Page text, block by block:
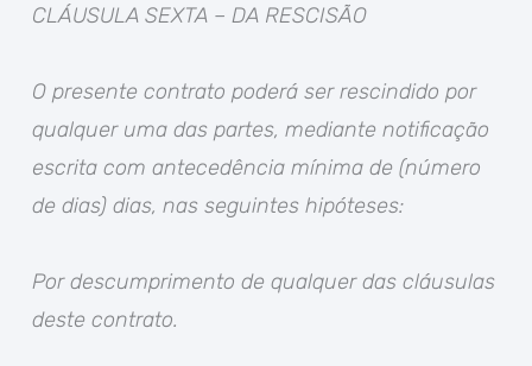
CLÁUSULA SEXTA – DA RESCISÃO
O presente contrato poderá ser rescindido por
qualquer uma das partes, mediante notificação
escrita com antecedência mínima de (número
de dias) dias, nas seguintes hipóteses:
Por descumprimento de qualquer das cláusulas
deste contrato.